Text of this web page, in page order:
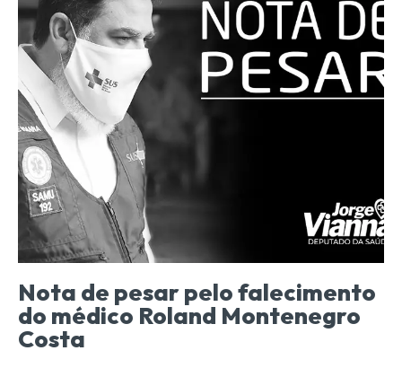
Nota de pesar pelo falecimento
do médico Roland Montenegro
Costa